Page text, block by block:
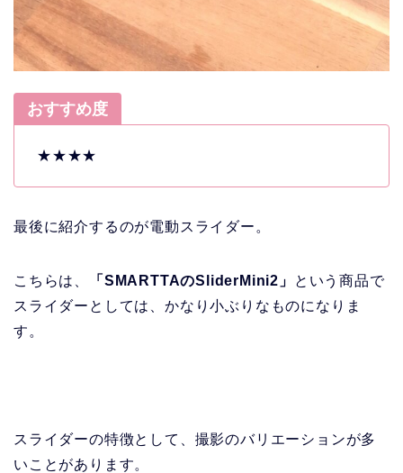
おすすめ度
★★★★
最後に紹介するのが電動スライダー。
こちらは、 「SMARTTAのSliderMini2」
という商品で
スライダーとしては、かなり小ぶりなものになりま
す。
スライダーの特徴として、撮影のバリエーションが多
いことがあります。